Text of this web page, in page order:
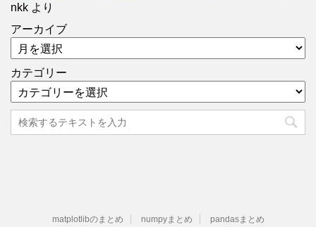
nkk より
アーカイブ
カテゴリー
matplotlibのまとめ numpyまとめ pandasまとめ